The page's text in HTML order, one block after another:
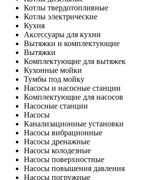
Котлы твердотопливные
Котлы электрические
Кухня
Аксессуары для кухни
Вытяжки и комплектующие
Вытяжки
Комплектующие для вытяжек
Кухонные мойки
Тумбы под мойку
Насосы и насосные станции
Комплектующие для насосов
Насосные станции
Насосы
Канализационные установки
Насосы вибрационные
Насосы дренажные
Насосы колодезные
Насосы поверхностные
Насосы повышения давления
Насосы погружные